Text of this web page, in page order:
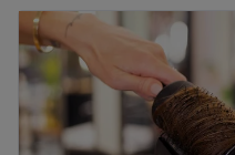
Dinsdag
Woensdag
Donderdag
Vrijdag
Zaterdag